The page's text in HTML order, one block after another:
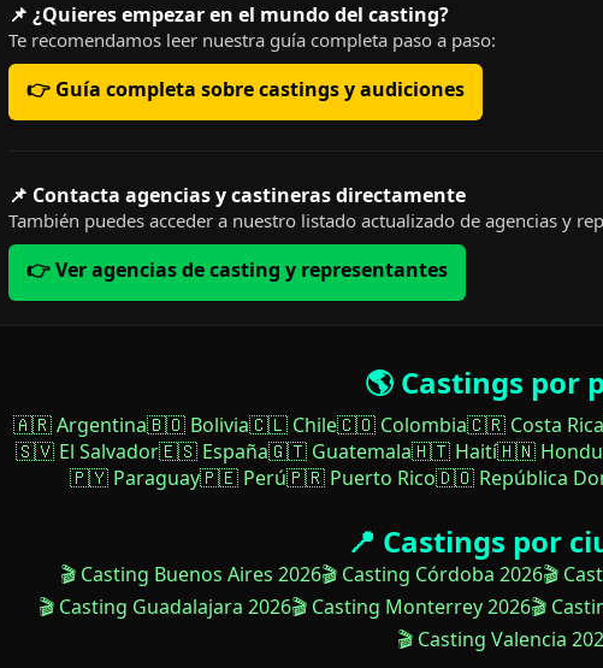
📌 ¿Quieres empezar en el mundo del casting?
Te recomendamos leer nuestra guía completa paso a paso:
👉 Guía completa sobre castings y audiciones
📌 Contacta agencias y castineras directamente
También puedes acceder a nuestro listado actualizado de agencias y
👉 Ver agencias de casting y representantes
🌎 Castings por
🇦🇷 Argentina🇧🇴 Bolivia🇨🇱 Chile🇨🇴 Colombia🇨🇷 Costa Rica
🇸🇻 El Salvador🇪🇸 España🇬🇹 Guatemala🇭🇹 Haití🇭🇳
🇵🇾 Paraguay🇵🇪 Perú🇵🇷 Puerto Rico🇩🇴 República
📍 Castings por
🎬 Casting Buenos Aires 2026🎬 Casting Córdoba 2026🎬
🎬 Casting Guadalajara 2026🎬 Casting Monterrey 2026🎬
🎬 Casting Valencia